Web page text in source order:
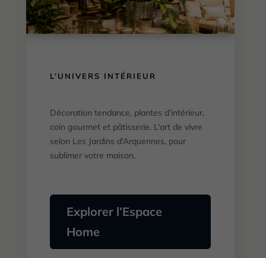
L’UNIVERS INTÉRIEUR
Décoration tendance, plantes d’intérieur,
coin gourmet et pâtisserie. L’art de vivre
selon Les Jardins d’Arquennes, pour
sublimer votre maison.
Explorer l’Espace
Home